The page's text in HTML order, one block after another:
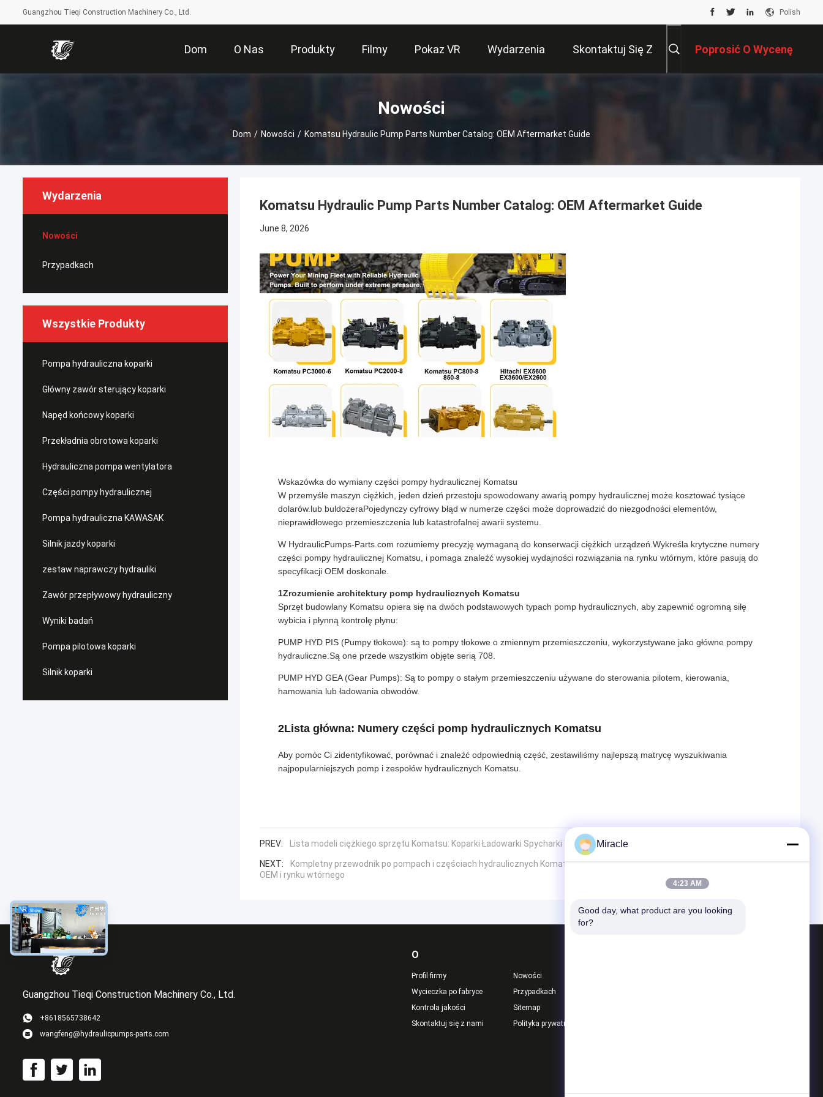
Guangzhou Tieqi Construction Machinery Co., Ltd. Polish
Dom O Nas Produkty Filmy Pokaz VR Wydarzenia Skontaktuj Się Z Poprosić O Wycenę
Nowości
Dom / Nowości / Komatsu Hydraulic Pump Parts Number Catalog: OEM Aftermarket Guide
Wydarzenia
Nowości
Przypadkach
Wszystkie Produkty
Pompa hydrauliczna koparki
Główny zawór sterujący koparki
Napęd końcowy koparki
Przekładnia obrotowa koparki
Hydrauliczna pompa wentylatora
Części pompy hydraulicznej
Pompa hydrauliczna KAWASAK
Silnik jazdy koparki
zestaw naprawczy hydrauliki
Zawór przepływowy hydrauliczny
Wyniki badań
Pompa pilotowa koparki
Silnik koparki
Komatsu Hydraulic Pump Parts Number Catalog: OEM Aftermarket Guide
June 8, 2026
Wskazówka do wymiany części pompy hydraulicznej Komatsu
W przemyśle maszyn ciężkich, jeden dzień przestoju spowodowany awarią pompy hydraulicznej może kosztować tysiące
dolarów.lub buldożeraPojedynczy cyfrowy błąd w numerze części może doprowadzić do niezgodności elementów,
nieprawidłowego przemieszczenia lub katastrofalnej awarii systemu.
W HydraulicPumps-Parts.com rozumiemy precyzję wymaganą do konserwacji ciężkich urządzeń.Wykreśla krytyczne numery
części pompy hydraulicznej Komatsu, i pomaga znaleźć wysokiej wydajności rozwiązania na rynku wtórnym, które pasują do
specyfikacji OEM doskonale.
1Zrozumienie architektury pomp hydraulicznych Komatsu
Sprzęt budowlany Komatsu opiera się na dwóch podstawowych typach pomp hydraulicznych, aby zapewnić ogromną siłę
wybicia i płynną kontrolę płynu:
PUMP HYD PIS (Pumpy tłokowe): są to pompy tłokowe o zmiennym przemieszczeniu, wykorzystywane jako główne pompy
hydrauliczne.Są one przede wszystkim objęte serią 708.
PUMP HYD GEA (Gear Pumps): Są to pompy o stałym przemieszczeniu używane do sterowania pilotem, kierowania,
hamowania lub ładowania obwodów.
2Lista główna: Numery części pomp hydraulicznych Komatsu
Aby pomóc Ci zidentyfikować, porównać i znaleźć odpowiednią część, zestawiliśmy najlepszą matrycę wyszukiwania
najpopularniejszych pomp i zespołów hydraulicznych Komatsu.
PREV: Lista modeli ciężkiego sprzętu Komatsu: Koparki Ładowarki Spycharki Wywrotki
NEXT:
Kompletny przewodnik po pompach i częściach hydraulicznych Komatsu: wymiana, rozwiązywanie problemów oraz wybór
OEM i rynku wtórnego
Guangzhou Tieqi Construction Machinery Co., Ltd.
+8618565738642
wangfeng@hydraulicpumps-parts.com
O
Profil firmy
Wycieczka po fabryce
Kontrola jakości
Skontaktuj się z nami
Nowości
Przypadkach
Sitemap
Polityka prywatności
Miracle
4:23 AM
Good day, what product are you looking
for?